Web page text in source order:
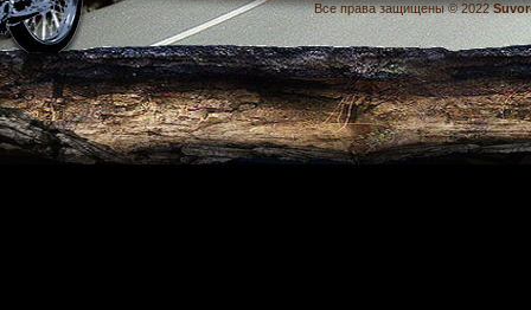
Все права защищены © 2022